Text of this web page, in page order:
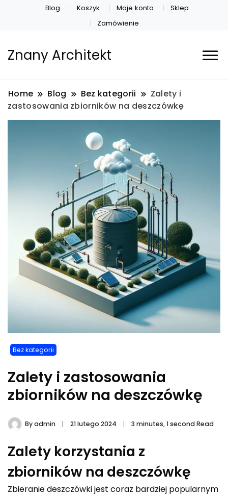
Blog Koszyk Moje konto
Sklep
Zamówienie
Znany Architekt
Home Blog Bez kategorii
Zalety i
zastosowania zbiorników na deszczówkę
Bez kategorii
Zalety i zastosowania
zbiorników na deszczówkę
Byadmin 21 lutego 2024 3 minutes, 1 second Read
Zalety korzystania z
zbiorników na deszczówkę
Zbieranie deszczówki jest coraz bardziej popularnym